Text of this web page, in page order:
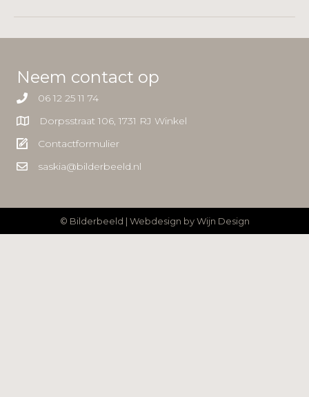
Neem contact op
06 12 25 11 74
Dorpsstraat 106, 1731 RJ Winkel
Contactformulier
saskia@bilderbeeld.nl
© Bilderbeeld | Webdesign byWijn Design